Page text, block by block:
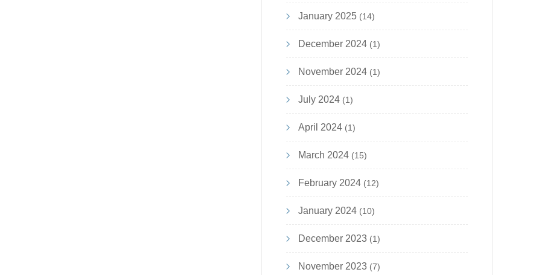
January 2025(14)
December 2024(1)
November 2024(1)
July 2024(1)
April 2024(1)
March 2024(15)
February 2024(12)
January 2024(10)
December 2023(1)
November 2023(7)